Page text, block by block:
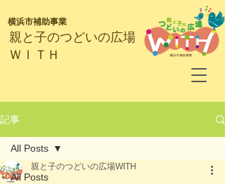
​親と子のつどいの広場
ＷＩＴＨ
横浜市補助事業
記事
All Posts
All Posts
親と子のつどいの広場WITH